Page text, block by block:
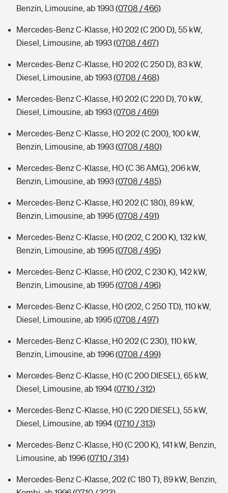
Kinderunfall-Check: Mehr Sicherheit für deine Kids
Typklassen: So ist Ihr Auto eingestuft
Sie haben Fragen?
Benzin, Limousine, ab 1993(0708 / 466)
Mercedes-Benz C-Klasse, H0 202 (C 200 D), 55 kW,
Diesel, Limousine, ab 1993(0708 / 467)
Mercedes-Benz C-Klasse, H0 202 (C 250 D), 83 kW,
Diesel, Limousine, ab 1993(0708 / 468)
Mercedes-Benz C-Klasse, H0 202 (C 220 D), 70 kW,
Diesel, Limousine, ab 1993(0708 / 469)
Mercedes-Benz C-Klasse, HO 202 (C 200), 100 kW,
Benzin, Limousine, ab 1993(0708 / 480)
Mercedes-Benz C-Klasse, HO (C 36 AMG), 206 kW,
Benzin, Limousine, ab 1993(0708 / 485)
Mercedes-Benz C-Klasse, H0 202 (C 180), 89 kW,
Benzin, Limousine, ab 1995(0708 / 491)
Mercedes-Benz C-Klasse, H0 (202, C 200 K), 132 kW,
Benzin, Limousine, ab 1995(0708 / 495)
Mercedes-Benz C-Klasse, H0 (202, C 230 K), 142 kW,
Benzin, Limousine, ab 1995(0708 / 496)
Mercedes-Benz C-Klasse, H0 (202, C 250 TD), 110 kW,
Diesel, Limousine, ab 1995(0708 / 497)
Mercedes-Benz C-Klasse, H0 202 (C 230), 110 kW,
Benzin, Limousine, ab 1996(0708 / 499)
Mercedes-Benz C-Klasse, H0 (C 200 DIESEL), 65 kW,
Diesel, Limousine, ab 1994(0710 / 312)
Mercedes-Benz C-Klasse, H0 (C 220 DIESEL), 55 kW,
Diesel, Limousine, ab 1994(0710 / 313)
Mercedes-Benz C-Klasse, H0 (C 200 K), 141 kW, Benzin,
Limousine, ab 1996(0710 / 314)
Mercedes-Benz C-Klasse, 202 (C 180 T), 89 kW, Benzin,